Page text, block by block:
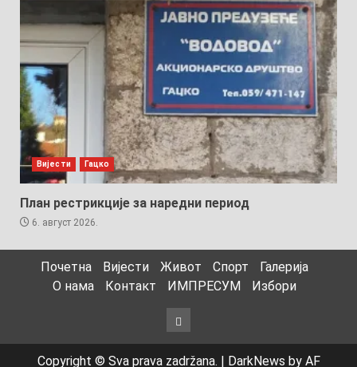
Вијести Гацко
План рестрикције за наредни период
6. август 2026.
Почетна Вијести Живот Спорт
Галерија
О нама
Контакт ИМПРЕСУМ Избори
Избори
Copyright © Sva prava zadržana. DarkNews by AF